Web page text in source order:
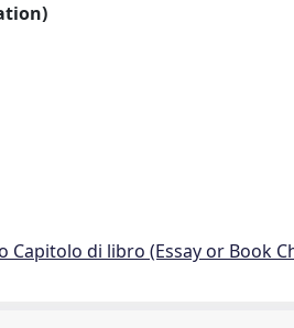
Capitolo di libro (Essay or Book